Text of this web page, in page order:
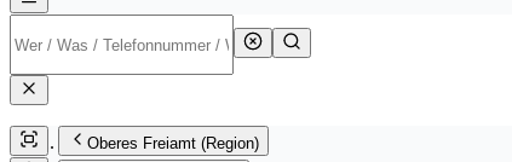
Oberes Freiamt (Region)